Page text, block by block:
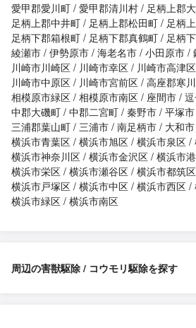
愛甲郡愛川町 愛甲郡清川村 足柄上郡
足柄上郡中井町
足柄上郡松田町
足柄
足柄下郡箱根町
足柄下郡真鶴町 足柄
綾瀬市 伊勢原市 海老名市 小田原市
川崎市川崎区
川崎市幸区 川崎市高津区
川崎市中原区
川崎市宮前区 高座郡寒
相模原市緑区 相模原市南区 座間市
中郡大磯町 中郡二宮町 秦野市 平塚市
三浦郡葉山町 三浦市 南足柄市 大和市
横浜市青葉区 横浜市旭区 横浜市泉区
横浜市神奈川区 横浜市金沢区 横浜市
横浜市栄区 横浜市瀬谷区 横浜市都筑区
横浜市戸塚区 横浜市中区 横浜市西区
横浜市緑区 横浜市南区
周辺の害獣駆除 / コウモリ駆除を探す